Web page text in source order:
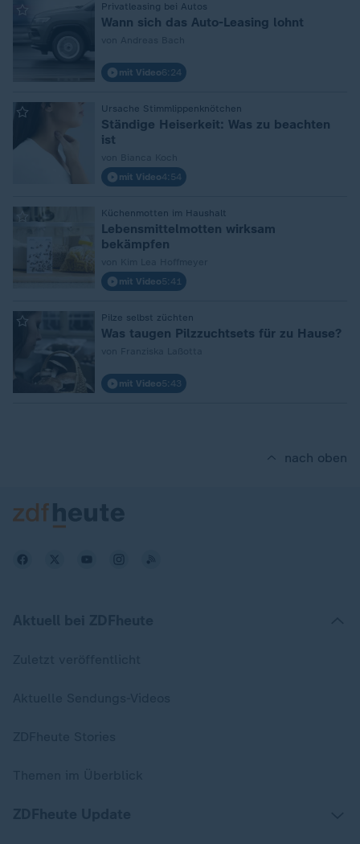
Privatleasing bei Autos
Wann sich das Auto-Leasing lohnt
mit Video6:24
Ursache Stimmlippenknötchen
Ständige Heiserkeit: Was zu beachten
ist
mit Video4:54
Küchenmotten im Haushalt
Lebensmittelmotten wirksam
bekämpfen
mit Video5:41
Pilze selbst züchten
Was taugen Pilzzuchtsets für zu Hause?
mit Video5:43
nach oben